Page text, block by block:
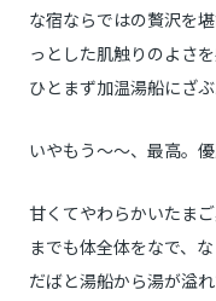
な宿ならではの贅沢を
っとした肌触りのよさ
ひとまず加温湯船にざ
いやもう〜〜、最高。優
甘くてやわらかいたま
までも体全体をなで、
だばと湯船から湯が溢